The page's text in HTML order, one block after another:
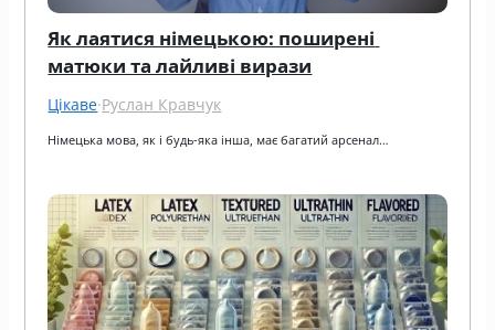
Як лаятися німецькою: поширені
матюки та лайливі вирази
Цікаве·Руслан Кравчук
Німецька мова, як і будь-яка інша, має багатий арсенал…